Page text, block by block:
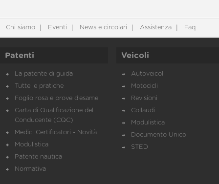
Chi siamo Eventi News e circolari Assistenza Faq
Patenti
La patente di guida
Tutte le pratiche
Foglio rosa e prove d’esame
Carta di Qualificazione del
Conducente (CQC)
Medici Certificatori - Novità
Modulistica
Patente nautica
Normativa
Veicoli
Autoveicoli
Motocicli
Revisioni
Collaudi
Modulistica
Documento Unico
STED